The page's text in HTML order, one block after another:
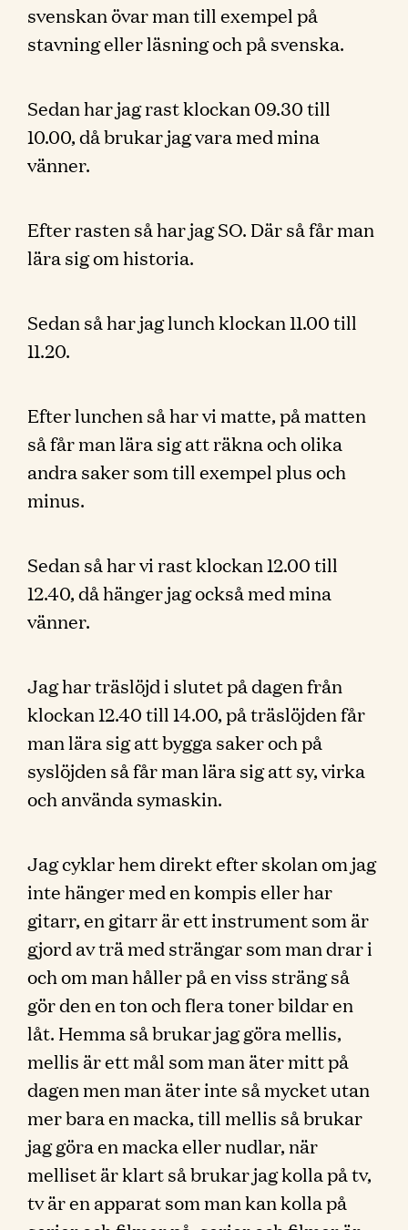
svenskan övar man till exempel på
stavning eller läsning och på svenska.
Sedan har jag rast klockan 09.30 till
10.00, då brukar jag vara med mina
vänner.
Efter rasten så har jag SO. Där så får man
lära sig om historia.
Sedan så har jag lunch klockan 11.00 till
11.20.
Efter lunchen så har vi matte, på matten
så får man lära sig att räkna och olika
andra saker som till exempel plus och
minus.
Sedan så har vi rast klockan 12.00 till
12.40, då hänger jag också med mina
vänner.
Jag har träslöjd i slutet på dagen från
klockan 12.40 till 14.00, på träslöjden får
man lära sig att bygga saker och på
syslöjden så får man lära sig att sy, virka
och använda symaskin.
Jag cyklar hem direkt efter skolan om jag
inte hänger med en kompis eller har
gitarr, en gitarr är ett instrument som är
gjord av trä med strängar som man drar i
och om man håller på en viss sträng så
gör den en ton och flera toner bildar en
låt. Hemma så brukar jag göra mellis,
mellis är ett mål som man äter mitt på
dagen men man äter inte så mycket utan
mer bara en macka, till mellis så brukar
jag göra en macka eller nudlar, när
melliset är klart så brukar jag kolla på tv,
tv är en apparat som man kan kolla på